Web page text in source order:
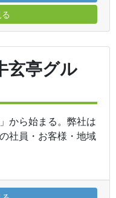
玄亭グル
から始まる。弊社は
社員・お客様・地域